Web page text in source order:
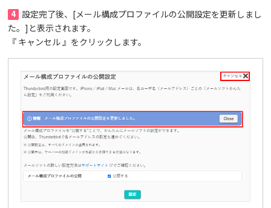
4 設定完了後、[メール構成プロファイルの公開設定を更新しまし
た。]と表示されます。
『 キャンセル 』をクリックします。